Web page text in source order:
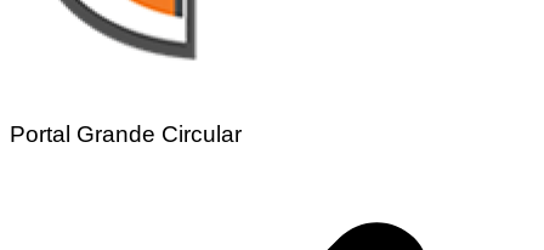
Portal Grande Circular